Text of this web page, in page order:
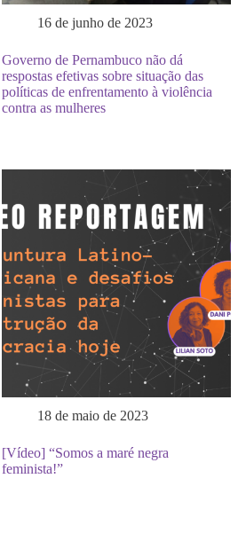
16 de junho de 2023
Governo de Pernambuco não dá
respostas efetivas sobre situação das
políticas de enfrentamento à violência
contra as mulheres
18 de maio de 2023
[Vídeo] “Somos a maré negra
feminista!”